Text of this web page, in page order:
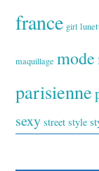
france girl
maquillage mode
parisienne
sexy street style